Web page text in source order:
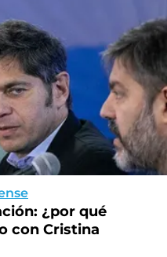
¿por qué
con Cristina